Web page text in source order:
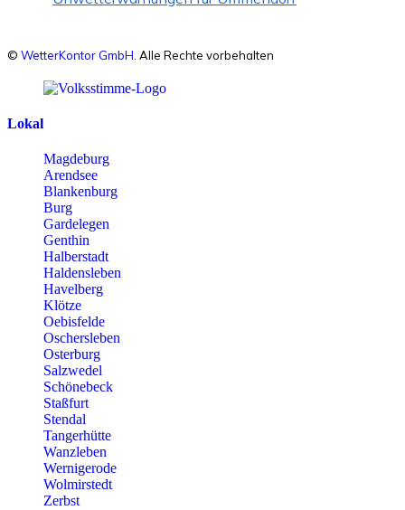
© WetterKontor GmbH . Alle Rechte vorbehalten
Lokal
Magdeburg
Arendsee
Blankenburg
Burg
Gardelegen
Genthin
Halberstadt
Haldensleben
Havelberg
Klötze
Oebisfelde
Oschersleben
Osterburg
Salzwedel
Schönebeck
Staßfurt
Stendal
Tangerhütte
Wanzleben
Wernigerode
Wolmirstedt
Zerbst